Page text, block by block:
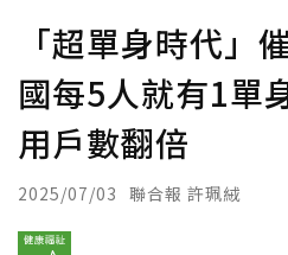
「超單身時代」
國每5人就有1單
用戶數翻倍
2025/07/03 聯合報 許珮絨